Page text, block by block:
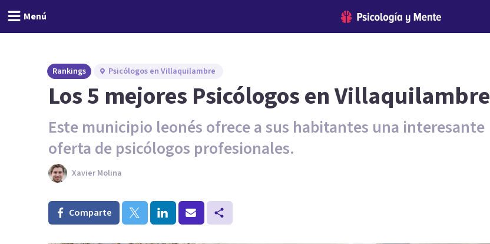
Menú
Rankings Psicólogos en Villaquilambre
Los 5 mejores Psicólogos en Villaquilambre
Este municipio leonés ofrece a sus habitantes una interesante
oferta de psicólogos profesionales.
Xavier Molina
Comparte